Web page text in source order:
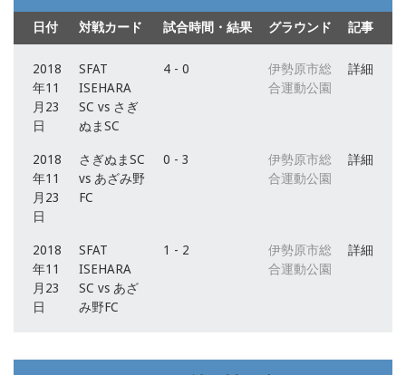
日付 対戦カード 試合時間・結果 グラウンド 記事
2018
年11
月23
日
SFAT
ISEHARA
SC vs さぎ
ぬまSC
4 - 0
伊勢原市総
合運動公園
詳細
2018
年11
月23
日
さぎぬまSC
vs あざみ野
FC
0 - 3
伊勢原市総
合運動公園
詳細
2018
年11
月23
日
SFAT
ISEHARA
SC vs あざ
み野FC
1 - 2
伊勢原市総
合運動公園
詳細